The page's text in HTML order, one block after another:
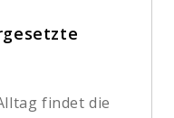
findet die